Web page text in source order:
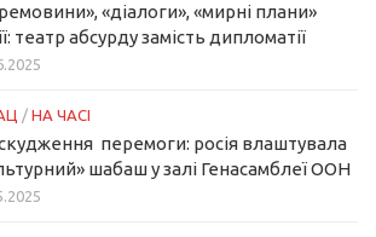
«діалоги», «мирні плани»
театр абсурду замість дипломатії
/ НА ЧАСІ
перемоги: росія влаштувала
шабаш у залі Генасамблеї ООН